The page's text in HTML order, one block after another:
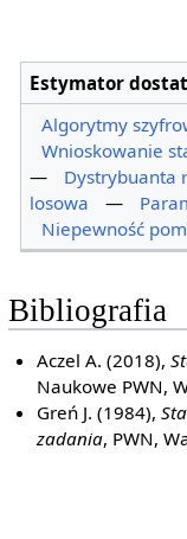
Estymator
Algorytmy
Wnioskowanie
—
Dystrybuanta
losowa
—
Niepewność
Bibliografia
Aczel A. (2018),
Naukowe PWN,
Greń J. (1984),
zadania, PWN,